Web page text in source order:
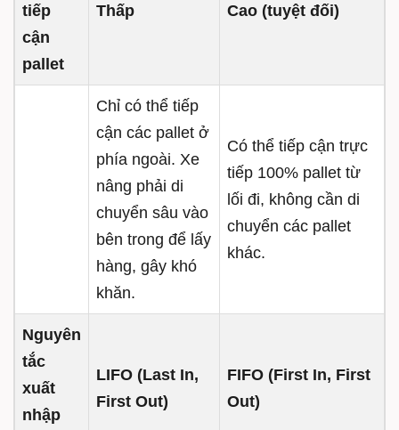
tiếp
cận
pallet
Thấp Cao (tuyệt đối)
Chỉ có thể tiếp
cận các pallet ở
phía ngoài. Xe
nâng phải di
chuyển sâu vào
bên trong để lấy
hàng, gây khó
khăn.
Có thể tiếp cận trực
tiếp 100% pallet từ
lối đi, không cần di
chuyển các pallet
khác.
Nguyên
tắc
xuất
nhập
LIFO (Last In,
First Out)
FIFO (First In, First
Out)